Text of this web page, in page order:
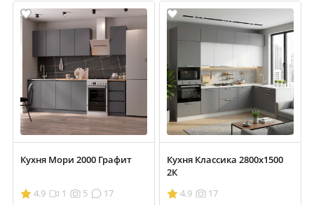
Кухня Мори 2000 Графит
4.9 1 5 17
Кухня Классика 2800х1500
2К
4.9
17